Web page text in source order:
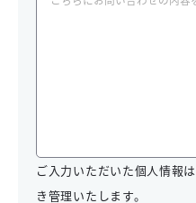
ご入力いただいた個人情報は
き管理いたします。